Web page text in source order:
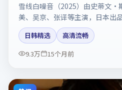
雪线白噪音（2025）由史蒂文·
美、吴京、张译等主演，日本出
制却充满张力，人物弧光完整。
索参考，上映日期以片方资料为准
日韩精选
高清流畅
9.3万
15个月前